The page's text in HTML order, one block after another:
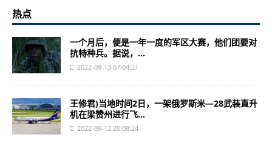
热点
一个月后，便是一年一度的军区大赛，他们团要对
抗特种兵。据说，...
2022-09-13 07:04:21
王修君)当地时间2日，一架俄罗斯米—28武装直升
机在梁赞州进行飞...
2022-09-12 20:08:24